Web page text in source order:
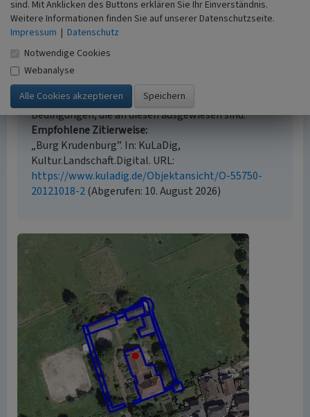
Empfohlene Zitierweise
Urheberrechtlicher Hinweis
Der hier präsentierte Inhalt ist urheberrechtlich
geschützt. Die angezeigten Medien unterliegen
möglicherweise zusätzlichen urheberrechtlichen
Bedingungen, die an diesen ausgewiesen sind.
Empfohlene Zitierweise
„Burg Krudenburg”. In: KuLaDig,
Kultur.Landschaft.Digital. URL:
https://www.kuladig.de/Objektansicht/O-55750-
20121018-2(Abgerufen: 10. August 2026)
sind. Mit Anklicken des Buttons erklären Sie Ihr Einverständnis.
Weitere Informationen finden Sie auf unserer Datenschutzseite.
Impressum | Datenschutz
Notwendige Cookies
Webanalyse